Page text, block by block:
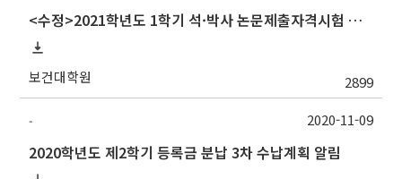
<수정>2021학년도 1학기 석·박사 논문제출자격시험 안내 (TSQ exam)_시험일변경
보건대학원 2899
-
2020학년도 제2학기 등록금 분납 3차 수납계획 알림
2020-11-09